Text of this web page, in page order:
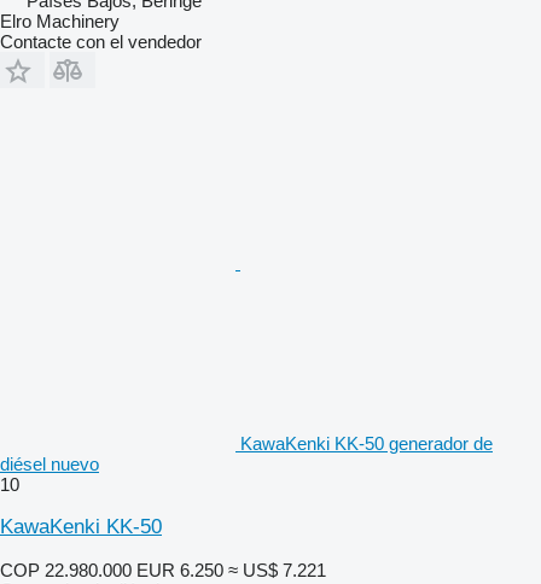
Elro Machinery
Contacte con el vendedor
KawaKenki KK-50 generador de
diésel nuevo
10
KawaKenki KK-50
COP 22.980.000 EUR 6.250 ≈ US$ 7.221